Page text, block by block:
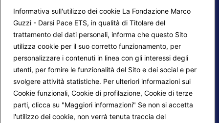
Informativa sull'utilizzo dei cookie La Fondazione Marco
Guzzi - Darsi Pace ETS, in qualità di Titolare del
trattamento dei dati personali, informa che questo Sito
utilizza cookie per il suo corretto funzionamento, per
personalizzare i contenuti in linea con gli interessi degli
utenti, per fornire le funzionalità del Sito e dei social e per
svolgere attività statistiche. Per ulteriori informazioni sui
Cookie funzionali, Cookie di profilazione, Cookie di terze
parti, clicca su "Maggiori informazioni" Se non si accetta
l'utilizzo dei cookie, non verrà tenuta traccia del
Mappa del sito
Progetti Darsi Pace
Login redattori
Calendario corsi
Privacy Policy
Cookie Policy